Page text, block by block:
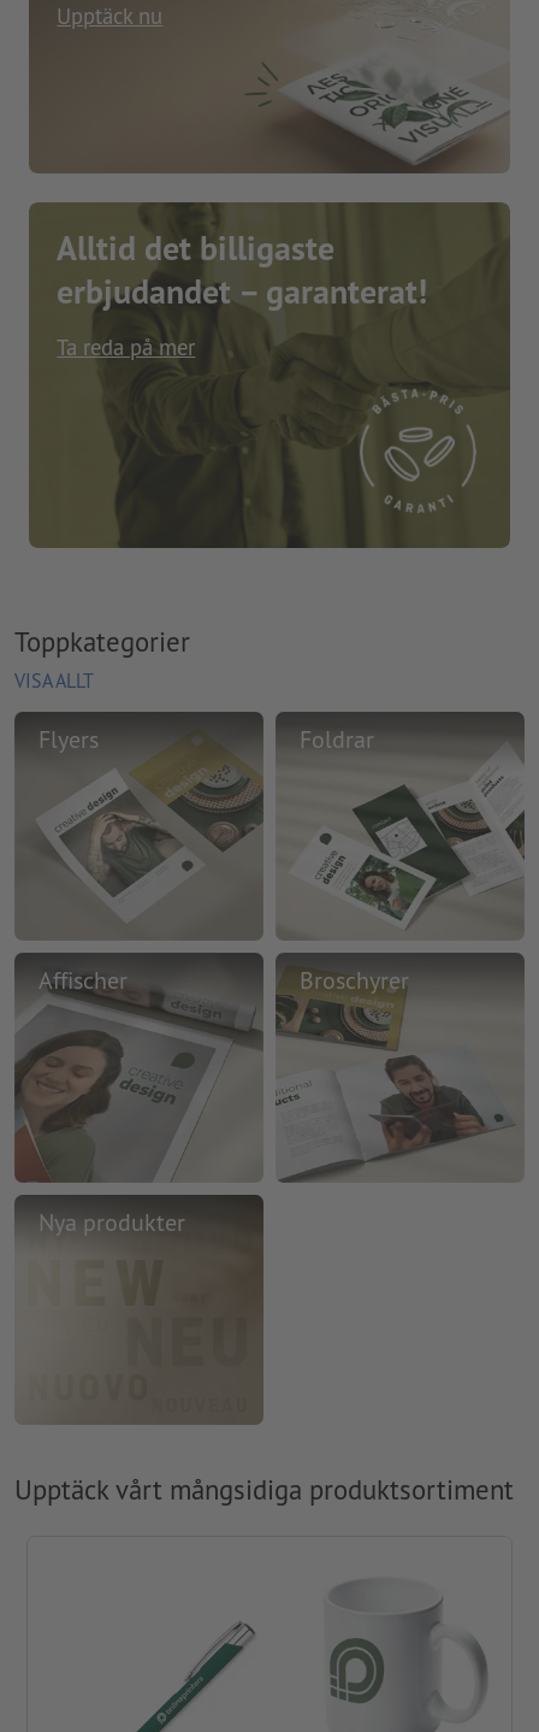
Upptäck nu
Alltid det billigaste
erbjudandet – garanterat!
Ta reda på mer
Toppkategorier
VISA ALLT
Flyers Foldrar
Affischer Broschyrer
Nya produkter
Upptäck vårt mångsidiga produktsortiment